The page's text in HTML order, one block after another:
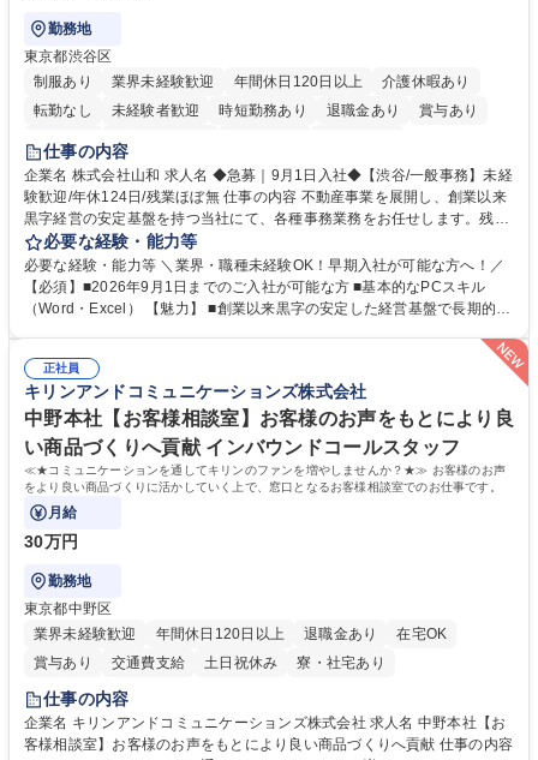
勤務地
東京都渋谷区
制服あり
業界未経験歓迎 年間休日120日以上
介護休暇あり
転勤なし
未経験者歓迎 時短勤務あり 退職金あり
賞与あり
育休あり
完全週休2日制
仕事の内容
企業名 株式会社山和 求人名 ◆急募｜9月1日入社◆【渋谷/一般事務】未経
験歓迎/年休124日/残業ほぼ無 仕事の内容 不動産事業を展開し、創業以来
黒字経営の安定基盤を持つ当社にて、各種事務業務をお任せします。残業
がほぼ発生せず、連続した日程の有給取得が可能なため、WLBを整えたい
方にお勧めの環境です！ 入社後はOJTを通じて丁寧に研修を行いますの
で、事務未経験の方でも安心して臨むことができます。 【業務詳細】■電
話・来客対応 ■物件の鍵や社内の備品管理 ■データ入力や書類作成 ■契約
必要な経験・能力等
必要な経験・能力等 ＼業界・職種未経験OK！早期入社が可能な方へ！／
【必須】■2026年9月1日までのご入社が可能な方 ■基本的なPCスキル
（Word・Excel） 【魅力】 ■創業以来黒字の安定した経営基盤で長期的に
両立が可能 ■有給取得を積極的に推奨、年間10日程度の取得実績 ■1ヶ月
のOJTで業務を習得可能、未経験でもしっかりサポート 学歴・資格 学
歴：大学院 大学 高専 短大 語学力： 資格：
正社員
キリンアンドコミュニケーションズ株式会社
中野本社【お客様相談室】お客様のお声をもとにより良
い商品づくりへ貢献 インバウンドコールスタッフ
≪★コミュニケーションを通してキリンのファンを増やしませんか？★≫ お客様のお声
をより良い商品づくりに活かしていく上で、窓口となるお客様相談室でのお仕事です。
月給
30万円
勤務地
東京都中野区
業界未経験歓迎
年間休日120日以上 退職金あり
在宅OK
賞与あり
交通費支給 土日祝休み 寮・社宅あり
仕事の内容
企業名 キリンアンドコミュニケーションズ株式会社 求人名 中野本社【お
客様相談室】お客様のお声をもとにより良い商品づくりへ貢献 仕事の内容